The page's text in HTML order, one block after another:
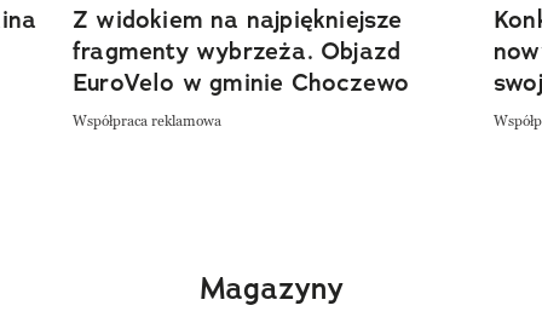
Z widokiem na najpiękniejsze
fragmenty wybrzeża. Objazd
EuroVelo w gminie Choczewo
Współpraca reklamowa
Magazyny